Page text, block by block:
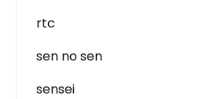
rtc
sen no sen
sensei